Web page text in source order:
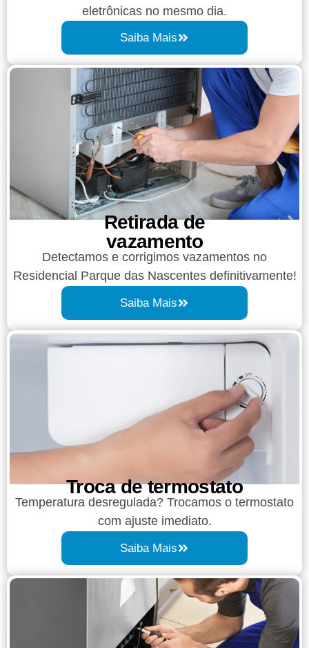
eletrônicas no mesmo dia.
Saiba Mais
Retirada de
vazamento​​
Detectamos e corrigimos vazamentos no
Residencial Parque das Nascentes definitivamente!
Saiba Mais
Troca de termostato
Temperatura desregulada? Trocamos o termostato
com ajuste imediato.
Saiba Mais